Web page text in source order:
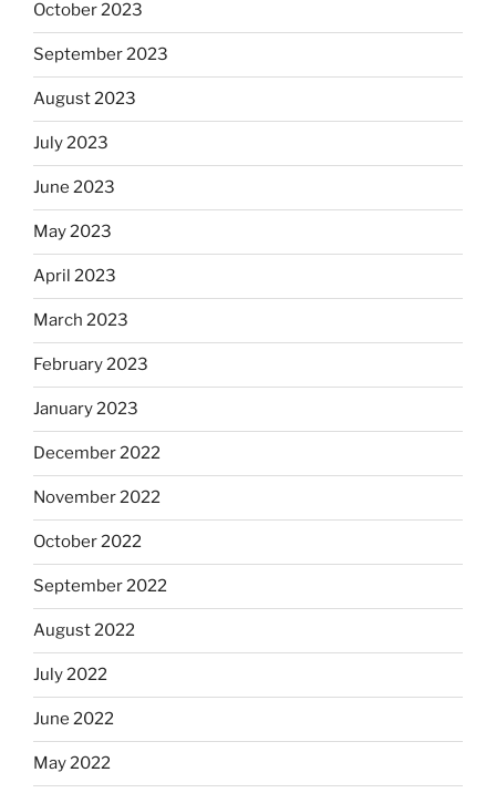
October 2023
September 2023
August 2023
July 2023
June 2023
May 2023
April 2023
March 2023
February 2023
January 2023
December 2022
November 2022
October 2022
September 2022
August 2022
July 2022
June 2022
May 2022